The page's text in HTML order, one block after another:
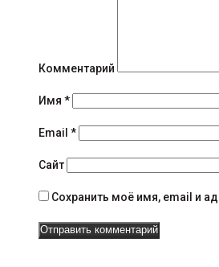
и
я
н
а
в
и
г
Комментарий
Имя *
Email *
Сайт
Сохранить моё имя, email и